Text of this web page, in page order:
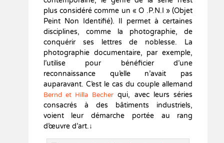
plus considéré comme un « O .P.N.I » (Objet
Peint Non Identifié). Il permet à certaines
disciplines, comme la photographie, de
conquérir ses lettres de noblesse. La
photographie documentaire, par exemple,
l’utilise pour bénéficier d’une
reconnaissance qu’elle n’avait pas
auparavant. C’est le cas du couple allemand
Bernd et Hilla Becherqui, avec leurs séries
consacrés à des bâtiments industriels,
voient leur démarche portée au rang
d’œuvre d’art.↓